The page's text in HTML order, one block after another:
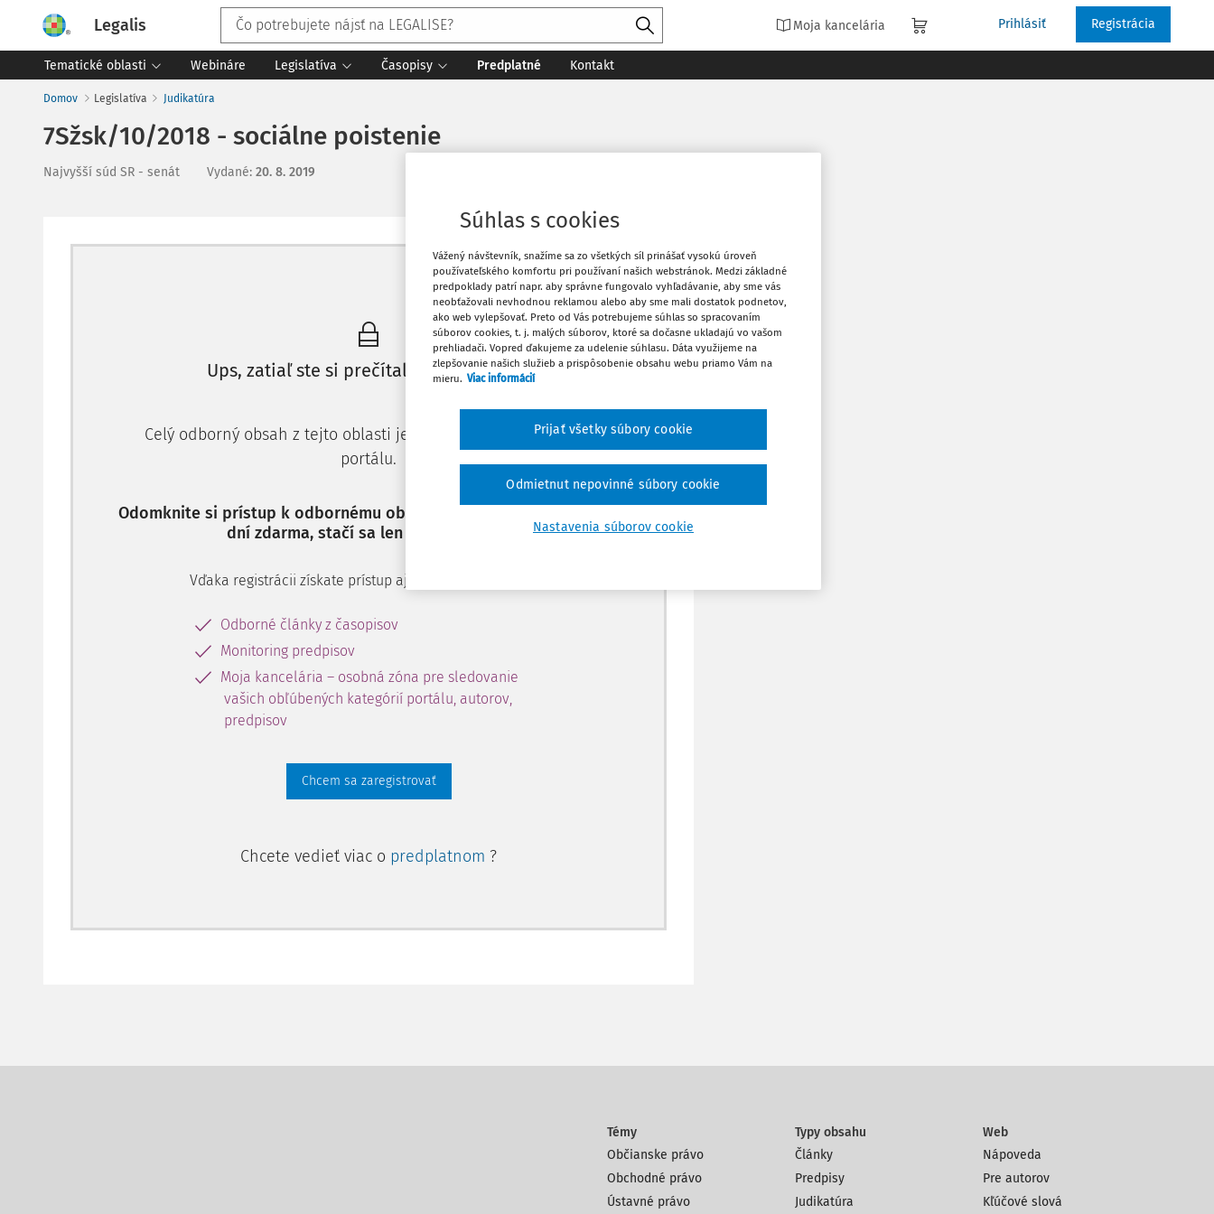
Legalis Moja kancelária Prihlásiť Registrácia
Tematické oblasti Webináre Legislatíva Časopisy Predplatné Kontakt
Domov Legislatíva Judikatúra
7Sžsk/10/2018 - sociálne poistenie
Najvyšší súd SR - senát Vydané: 20. 8. 2019
Máte predplatné? Prihláste sa
Ups, zatiaľ ste si prečítali len začiatok...
Celý odborný obsah z tejto oblasti je dostupný predplatiteľom
portálu.
Odomknite si prístup k odbornému obsahu a získajte prístup na 10
dní zdarma, stačí sa len zaregistrovať.
Vďaka registrácii získate prístup aj k vybranému obsahu:
Odborné články z časopisov
Monitoring predpisov
Moja kancelária – osobná zóna pre sledovanie
vašich obľúbených kategórií portálu, autorov,
predpisov
Chcem sa zaregistrovať
Chcete vedieť viac o predplatnom ?
Vytlačiť
Obľúbené
Stiahnuť
Témy
Občianske právo
Obchodné právo
Ústavné právo
Typy obsahu
Články
Predpisy
Judikatúra
Web
Nápoveda
Pre autorov
Kľúčové slová
Súhlas s cookies
Vážený návštevník, snažíme sa zo všetkých síl prinášať vysokú úroveň
používateľského komfortu pri používaní našich webstránok. Medzi základné
predpoklady patrí napr. aby správne fungovalo vyhľadávanie, aby sme vás
neobťažovali nevhodnou reklamou alebo aby sme mali dostatok podnetov,
ako web vylepšovať. Preto od Vás potrebujeme súhlas so spracovaním
súborov cookies, t. j. malých súborov, ktoré sa dočasne ukladajú vo vašom
prehliadači. Vopred ďakujeme za udelenie súhlasu. Dáta využijeme na
zlepšovanie našich služieb a prispôsobenie obsahu webu priamo Vám na
mieru. Viac informácií
Nastavenia súborov cookie
Odmietnut nepovinné súbory cookie
Prijať všetky súbory cookie